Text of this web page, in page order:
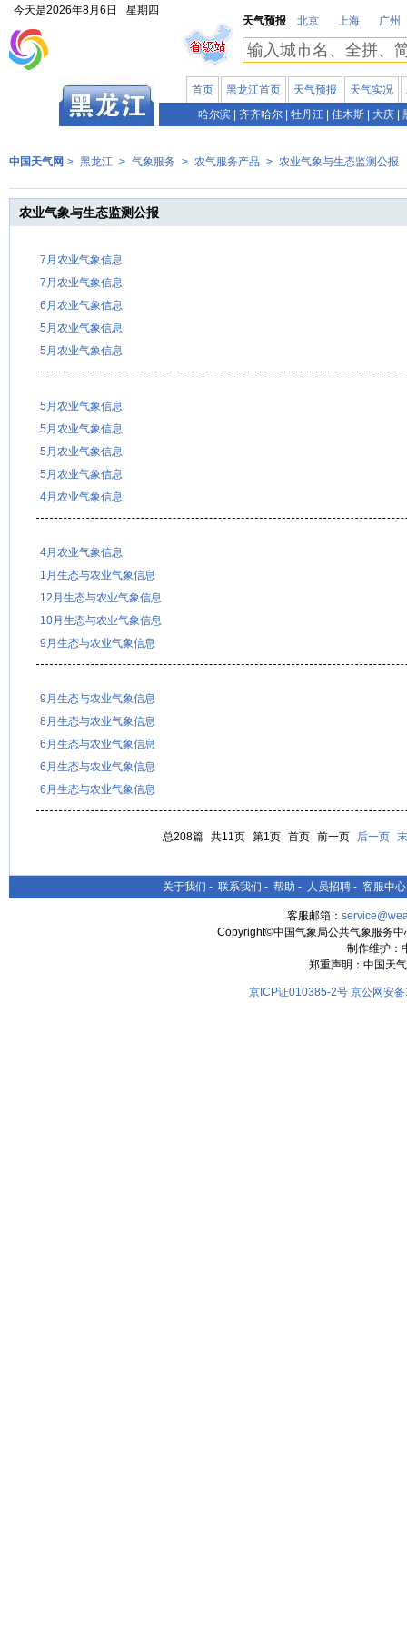
今天是2026年8月6日
星期四
天气预报
北京 上海 广州
首页 黑龙江首页 天气预报 天气实况
哈尔滨
齐齐哈尔 牡丹江 佳木斯 大庆
中国天气网 > 黑龙江 > 气象服务 > 农气服务产品 > 农业气象与生态监测公报
农业气象与生态监测公报
7月农业气象信息
7月农业气象信息
6月农业气象信息
5月农业气象信息
5月农业气象信息
5月农业气象信息
5月农业气象信息
5月农业气象信息
5月农业气象信息
4月农业气象信息
4月农业气象信息
1月生态与农业气象信息
12月生态与农业气象信息
10月生态与农业气象信息
9月生态与农业气象信息
9月生态与农业气象信息
8月生态与农业气象信息
6月生态与农业气象信息
6月生态与农业气象信息
6月生态与农业气象信息
总208篇 共11页 第1页 首页 前一页 后一页
关于我们 - 联系我们 - 帮助 - 人员招聘 - 客服中心
客服邮箱：
Copyright©中国气象局公共气象服务
制作维护：
郑重声明：中国天
京ICP证010385-2号 京公网安